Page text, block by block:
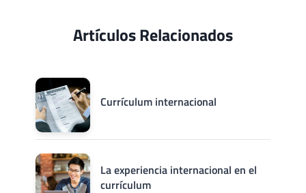
Artículos Relacionados
Currículum internacional
La experiencia internacional en el
currículum